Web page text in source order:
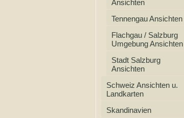
Ansichten
Tennengau Ansichten
Flachgau / Salzburg
Umgebung Ansichten
Stadt Salzburg
Ansichten
Schweiz Ansichten u.
Landkarten
Skandinavien